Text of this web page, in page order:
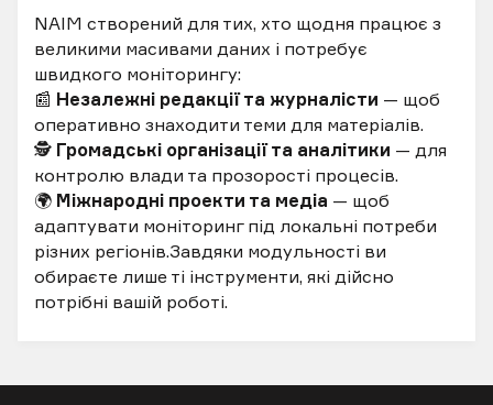
NAIM створений для тих, хто щодня працює з
великими масивами даних і потребує
швидкого моніторингу:
📰 Незалежні редакції та журналісти — щоб
оперативно знаходити теми для матеріалів.
🕵️ Громадські організації та аналітики — для
контролю влади та прозорості процесів.
🌍 Міжнародні проекти та медіа — щоб
адаптувати моніторинг під локальні потреби
різних регіонів.Завдяки модульності ви
обираєте лише ті інструменти, які дійсно
потрібні вашій роботі.